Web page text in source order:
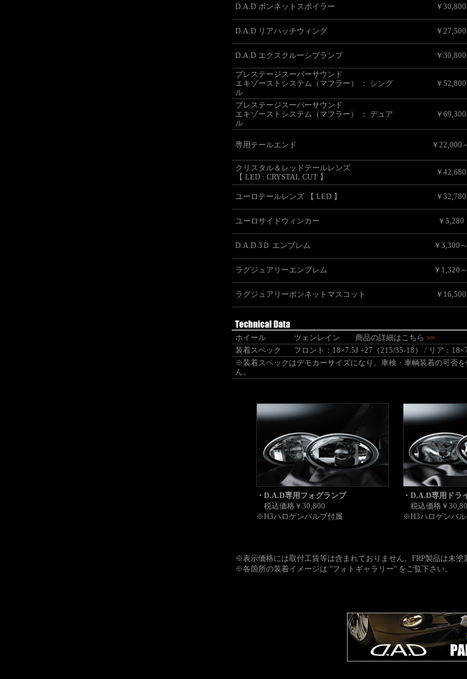
D.A.D ボンネットスポイラー ￥30,800
D.A.D リアハッチウィング ￥27,500
D.A.D エクスクルーシブランプ ￥30,800
プレステージスーパーサウンド
エキゾーストシステム（マフラー） ： シング
ル
￥52,800
プレステージスーパーサウンド
エキゾーストシステム（マフラー） ： デュア
ル
￥69,300
専用テールエンド ￥22,000
クリスタル＆レッドテールレンズ
【 LED : CRYSTAL CUT 】
￥42,680
ユーロテールレンズ 【 LED 】 ￥32,780
ユーロサイドウィンカー ￥5,280
D.A.D 3Ｄ エンブレム ￥3,300～
ラグジュアリーエンブレム ￥1,320～
ラグジュアリーボンネットマスコット ￥16,500
ホイール ツェンレイン 商品の詳細はこちら >>
装着スペック
フロント：18×7.5J +27（215/35-18） / リア：
※装着スペックはデモカーサイズになり、車検・車輌装着の可否
ん。
・ D.A.D専用フォグランプ
税込価格￥30,800
※H3ハロゲンバルブ付属
・ D.A.D専用ドラ
税込価格￥
※H3ハロゲンバ
※表示価格には取付工賃等は含まれておりません。FRP製品は未塗
※各箇所の装着イメージは "フォトギャラリー" をご覧下さい。